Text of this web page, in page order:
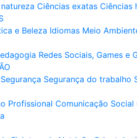
Ciências exatas Ciências
e Beleza Idiomas Meio
Redes Sociais, Games e
Segurança Segurança do trabalho
Profissional Comunicação Social